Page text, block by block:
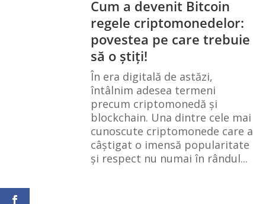
Cum a devenit Bitcoin
regele criptomonedelor:
povestea pe care trebuie
să o știți!
În era digitală de astăzi,
întâlnim adesea termeni
precum criptomonedă și
blockchain. Una dintre cele mai
cunoscute criptomonede care a
câștigat o imensă popularitate
și respect nu numai în rândul...